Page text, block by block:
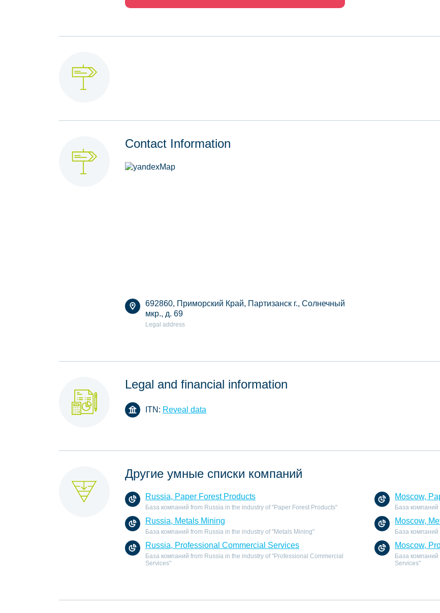
Contact Information
692860, Приморский Край, Партизанск г., Солнечный
мкр., д. 69
Legal address
Legal and financial information
ITN: Reveal data
Другие умные списки компаний
Russia, Paper Forest Products
База компаний from Russia in the industry of "Paper Forest Products"
Moscow,
База
Russia, Metals Mining
База компаний from Russia in the industry of "Metals Mining"
Moscow,
База
Russia, Professional Commercial Services
База компаний from Russia in the industry of "Professional Commercial
Services"
Moscow,
База
Services"